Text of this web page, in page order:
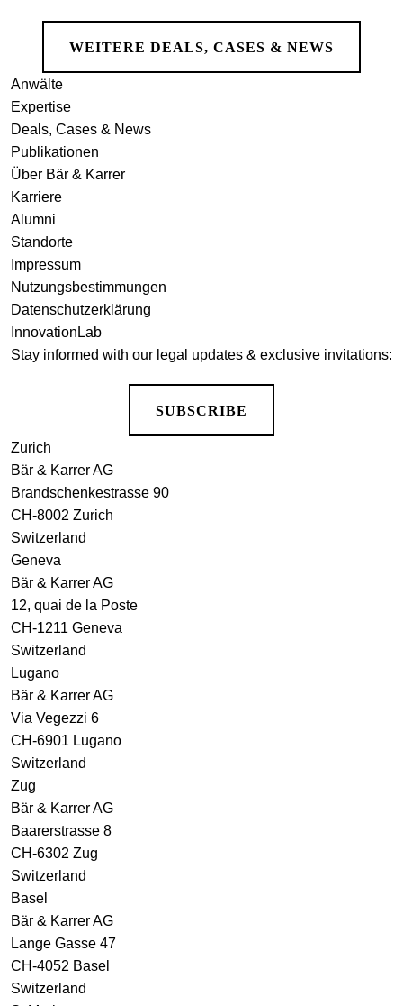
WEITERE DEALS, CASES & NEWS
Anwälte
Expertise
Deals, Cases & News
Publikationen
Über Bär & Karrer
Karriere
Alumni
Standorte
Impressum
Nutzungsbestimmungen
Datenschutzerklärung
InnovationLab
Stay informed with our legal updates & exclusive invitations:
SUBSCRIBE
Zurich
Bär & Karrer AG
Brandschenkestrasse 90
CH-8002 Zurich
Switzerland
Geneva
Bär & Karrer AG
12, quai de la Poste
CH-1211 Geneva
Switzerland
Lugano
Bär & Karrer AG
Via Vegezzi 6
CH-6901 Lugano
Switzerland
Zug
Bär & Karrer AG
Baarerstrasse 8
CH-6302 Zug
Switzerland
Basel
Bär & Karrer AG
Lange Gasse 47
CH-4052 Basel
Switzerland